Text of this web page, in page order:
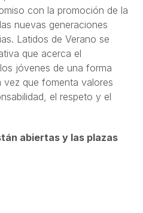
con la promoción de la
nuevas generaciones
Latidos de Verano se
que acerca el
jóvenes de una forma
que fomenta valores
el respeto y el
abiertas y las plazas